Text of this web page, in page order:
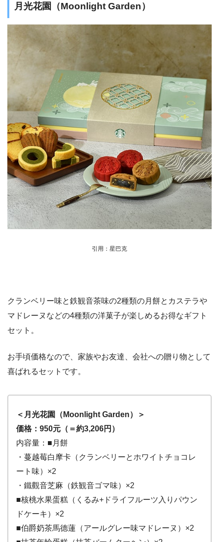
月光花園（Moonlight Garden）
引用：星巴克
クランベリー味と鉄観音茶味の2種類の月餅とカステラや
マドレーヌなどの4種類の洋菓子が楽しめるお得なギフト
セット。
お手頃価格なので、家族やお友達、会社への贈り物として
喜ばれるセットです。
＜月光花園（Moonlight Garden）＞
価格：950元（＝約3,206円）
内容量：■月餅
・蔓越莓白摩卡（クランベリーとホワイトチョコレ
ート味）×2
・鐵觀音芝麻（鉄観音ゴマ味）×2
■核桃水果蛋糕（くるみ+ドライフルーツ入りパウン
ドケーキ）×2
■伯爵奶茶馬德蓮（アールグレー味マドレーヌ）×2